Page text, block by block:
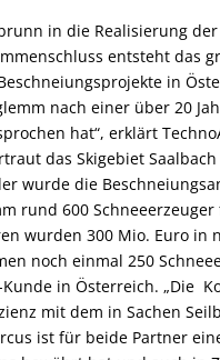
in die Realisierung
entsteht das
in
nach einer über 20
hat“, erklärt
das Skigebiet
wurde die
rund 600
wurden 300 Mio. Euro in
noch einmal 250
in Österreich. „Die
mit dem in Sachen
ist für beide Partner